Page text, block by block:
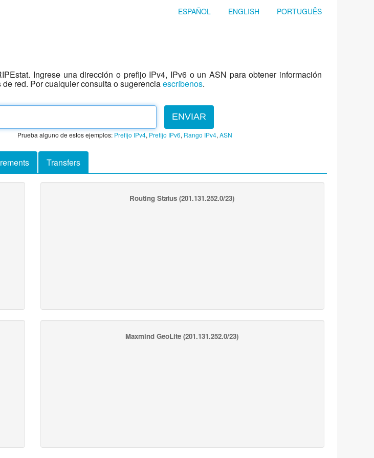
ESPAÑOL ENGLISH PORTUGUÊS
Ingrese una dirección o prefijo IPv4, IPv6 o un ASN para obtener información
red. Por cualquier consulta o sugerenciaescríbenos.
ENVIAR
Prueba alguno de estos ejemplos: Prefijo IPv4, Prefijo IPv6, Rango IPv4, ASN
Transfers
Routing Status(201.131.252.0/23)
Maxmind GeoLite(201.131.252.0/23)